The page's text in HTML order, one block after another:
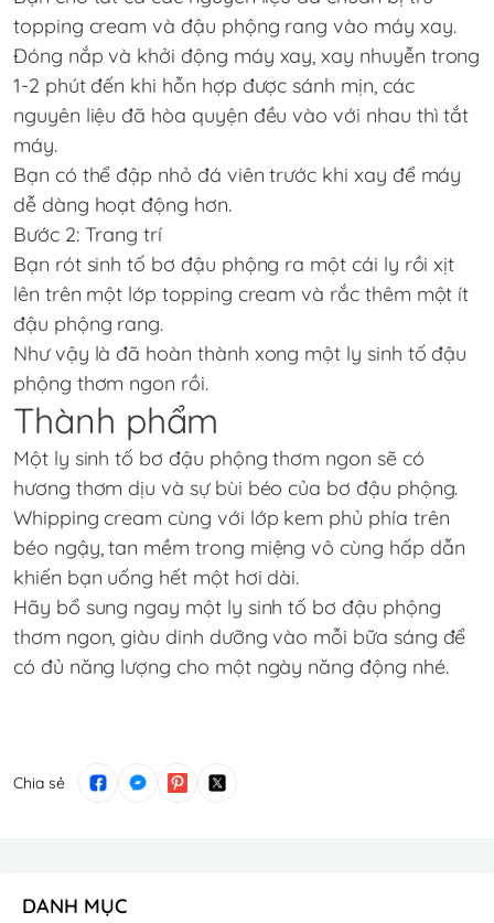
topping cream và đậu phộng rang vào máy xay.
Đóng nắp và khởi động máy xay, xay nhuyễn trong
1-2 phút đến khi hỗn hợp được sánh mịn, các
nguyên liệu đã hòa quyện đều vào với nhau thì tắt
máy.
Bạn có thể đập nhỏ đá viên trước khi xay để máy
dễ dàng hoạt động hơn.
Bước 2: Trang trí
Bạn rót sinh tố bơ đậu phộng ra một cái ly rồi xịt
lên trên một lớp topping cream và rắc thêm một ít
đậu phộng rang.
Như vậy là đã hoàn thành xong một ly sinh tố đậu
phộng thơm ngon rồi.
Thành phẩm
Một ly sinh tố bơ đậu phộng thơm ngon sẽ có
hương thơm dịu và sự bùi béo của bơ đậu phộng.
Whipping cream cùng với lớp kem phủ phía trên
béo ngậy, tan mềm trong miệng vô cùng hấp dẫn
khiến bạn uống hết một hơi dài.
Hãy bổ sung ngay một ly sinh tố bơ đậu phộng
thơm ngon, giàu dinh dưỡng vào mỗi bữa sáng để
có đủ năng lượng cho một ngày năng động nhé.
Chia sẻ
DANH MỤC